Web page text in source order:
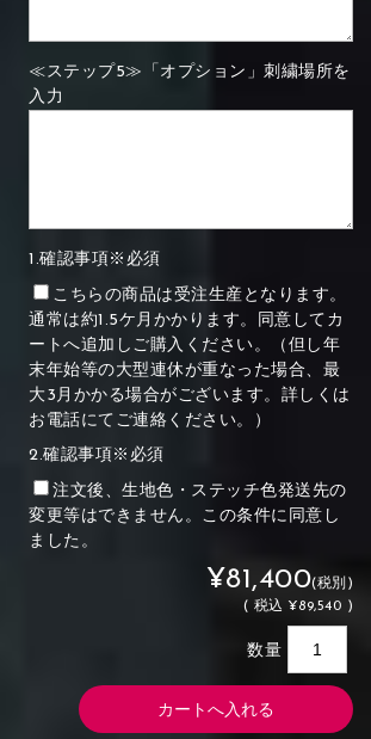
≪ステップ5≫「オプション」刺繍場所を
入力
1.確認事項※必須
こちらの商品は受注生産となります。
通常は約1.5ケ月かかります。同意してカ
ートへ追加しご購入ください。（但し年
末年始等の大型連休が重なった場合、最
大3月かかる場合がございます。詳しくは
お電話にてご連絡ください。）
2.確認事項※必須
注文後、生地色・ステッチ色発送先の
変更等はできません。この条件に同意し
ました。
¥81,400(税別)
( 税込 ¥89,540 )
数量